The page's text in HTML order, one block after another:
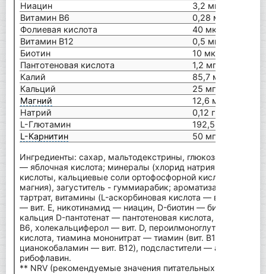
Ниацин
3,2 мг (20%**)
Витамин В6
0,28 мг (20%**)
Фолиевая кислота
40 мкг (20%**)
Витамин В12
0,5 мкг (20%**)
Биотин
10 мкг (20%**)
Пантотеновая кислота
1,2 мг (20%**)
Калий
85,7 мг
Кальций
25 мг
Магний
12,6 мг
Натрий
0,12 г
L-Глютамин
192,5 мг
L-Карнитин
50 мг
Ингредиенты: сахар, мальтодекстрины, глюкоза, фруктоза,
— яблочная кислота; минералы (хлорид натрия, калиевые
кислоты, кальциевые соли ортофосфорной кислоты, цитрат
магния), загуститель - гуммиарабик; ароматизаторы, L-
тартрат, витамины (L-аскорбиновая кислота — вит. C, DL-
— вит. E, никотинамид — ниацин, D-биотин — биотин,
кальция D-пантотенат — пантотеновая кислота,
B6, холекальциферол — вит. D, пероилмоноглутаминовая
кислота, тиамина мононитрат — тиамин (вит. B1),
цианокобаламин — вит. B12), подсластители — ацесулиам
рибофлавин.
** NRV (рекомендуемые значения питательных веществ).